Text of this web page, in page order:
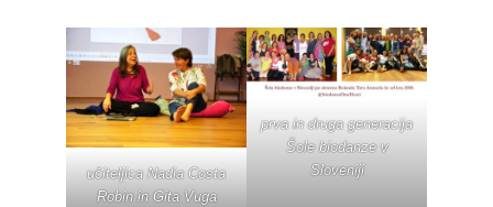
učiteljica Nadia Costa
Robin in Gita Vuga
prva in druga generacija
Šole biodanze v
Sloveniji